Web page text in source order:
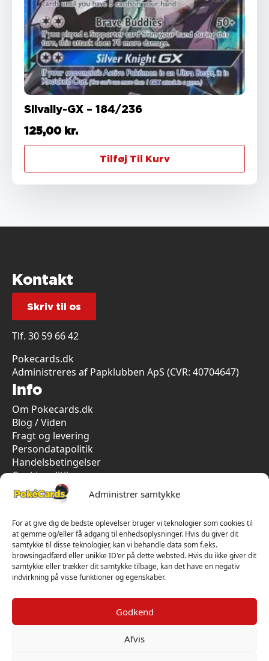
Administrer samtykke
For at give dig de bedste oplevelser bruger vi teknologier som cookies til
at gemme og/eller få adgang til enhedsoplysninger. Hvis du giver dit
samtykke til disse teknologier, kan vi behandle data som f.eks.
browsingadfærd eller unikke ID'er på dette websted. Hvis du ikke giver dit
samtykke eller trækker dit samtykke tilbage, kan det have en negativ
indvirkning på visse funktioner og egenskaber.
Godkend
Afvis
Silvally-GX – 184/236
125,00 kr.
Tilføj Til Kurv
Kontakt
Skriv til os
Tlf. 30 59 66 42
Pokecards.dk
Administreres af Papklubben ApS (CVR: 40704647)
Info
Om Pokecards.dk
Blog / Viden
Fragt og levering
Persondatapolitik
Handelsbetingelser
Cookiepolitik
Vi har kun 5-stjernet anmeldelser på Trustpilot